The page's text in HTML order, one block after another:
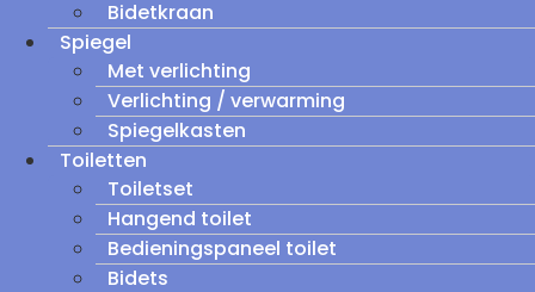
Bidetkraan
Spiegel
Met verlichting
Verlichting / verwarming
Spiegelkasten
Toiletten
Toiletset
Hangend toilet
Bedieningspaneel toilet
Bidets